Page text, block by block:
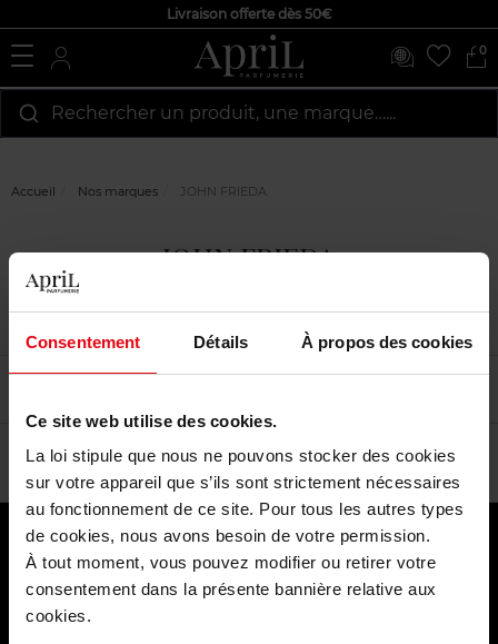
Consentement Détails À propos des cookies
Ce site web utilise des cookies.
La loi stipule que nous ne pouvons stocker des cookies
sur votre appareil que s’ils sont strictement nécessaires
au fonctionnement de ce site. Pour tous les autres types
de cookies, nous avons besoin de votre permission.
À tout moment, vous pouvez modifier ou retirer votre
consentement dans la présente bannière relative aux
cookies.
Livraison offerte dès 50€
0
Rechercher un produit, une marque…...
Accueil Nos marques JOHN FRIEDA
JOHN FRIEDA
À propos de nous
Nos services